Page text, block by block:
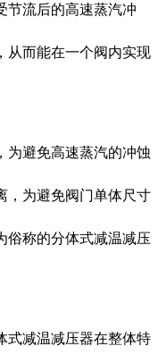
节流后的高速蒸汽冲
从而能在一个阀内实现
为避免高速蒸汽的冲蚀
，为避免阀门单体尺寸
俗称的分体式减温减压
式减温减压器在整体特